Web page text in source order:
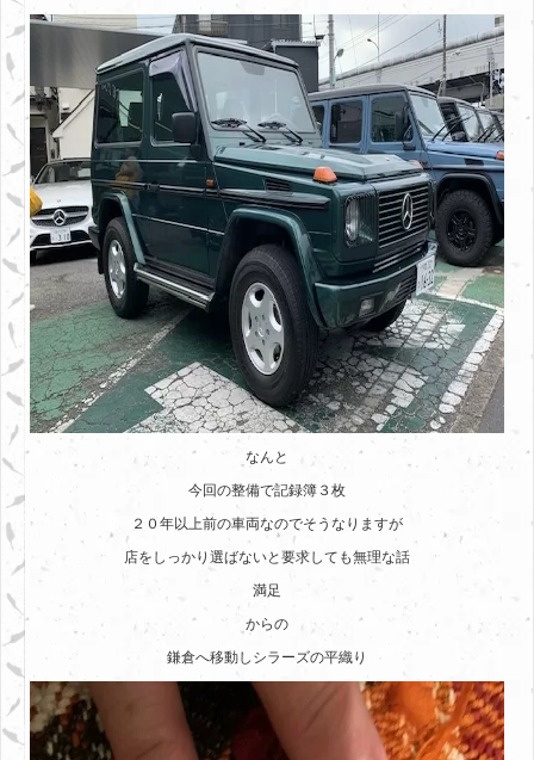
なんと
今回の整備で記録簿３枚
２０年以上前の車両なのでそうなりますが
店をしっかり選ばないと要求しても無理な話
満足
からの
鎌倉へ移動しシラーズの平織り